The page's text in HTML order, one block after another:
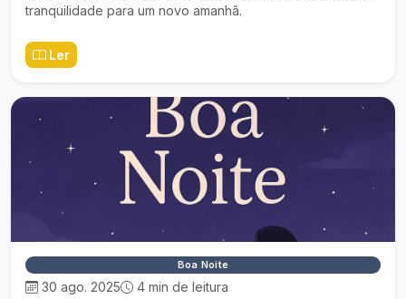
tranquilidade para um novo amanhã.
Ler
Boa Noite
30 ago. 2025 4 min de leitura